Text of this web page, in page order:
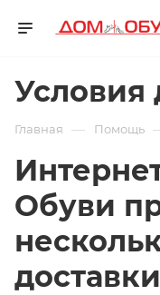
Условия
Главная — Помощь
Обуви